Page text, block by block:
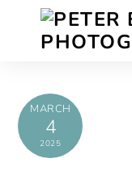
content
MARCH
4
2025